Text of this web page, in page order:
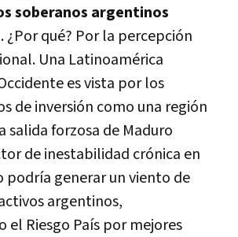
soberanos argentinos
. ¿Por qué? Por la percepción
Una Latinoamérica
es vista por los
de inversión como una región
salida forzosa de Maduro
de inestabilidad crónica en
podría generar un viento de
argentinos,
el Riesgo País por mejores